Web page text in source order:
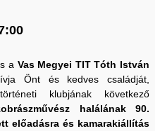
a Vas Megyei TIT Tóth István
Önt és kedves családját,
klubjának következő
halálának 90.
előadásra és kamarakiállítás